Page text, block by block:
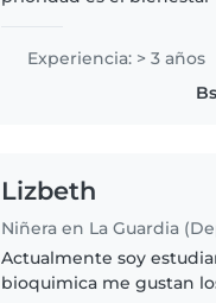
organizada y cumplir
me comprometo. Me
conectar con cada niño
Experiencia: > 3 años
Lizbeth
Actualmente soy
bioquimica me gustan